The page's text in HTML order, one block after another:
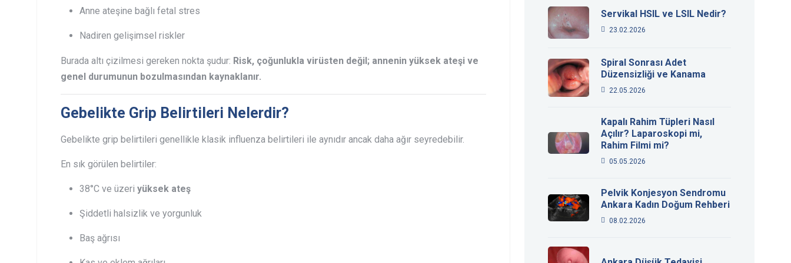
Anne ateşine bağlı fetal stres
Nadiren gelişimsel riskler
Burada altı çizilmesi gereken nokta şudur: Risk, çoğunlukla virüsten değil; annenin yüksek ateşi ve
genel durumunun bozulmasından kaynaklanır.
Gebelikte Grip Belirtileri Nelerdir?
Gebelikte grip belirtileri genellikle klasik influenza belirtileri ile aynıdır ancak daha ağır seyredebilir.
En sık görülen belirtiler:
38°C ve üzeri yüksek ateş
Şiddetli halsizlik ve yorgunluk
Baş ağrısı
Servikal HSIL ve LSIL Nedir?
23.02.2026
Spiral Sonrası Adet
Düzensizliği ve Kanama
22.05.2026
Kapalı Rahim Tüpleri Nasıl
Açılır? Laparoskopi mi,
Rahim Filmi mi?
05.05.2026
Pelvik Konjesyon Sendromu
Ankara Kadın Doğum Rehberi
08.02.2026